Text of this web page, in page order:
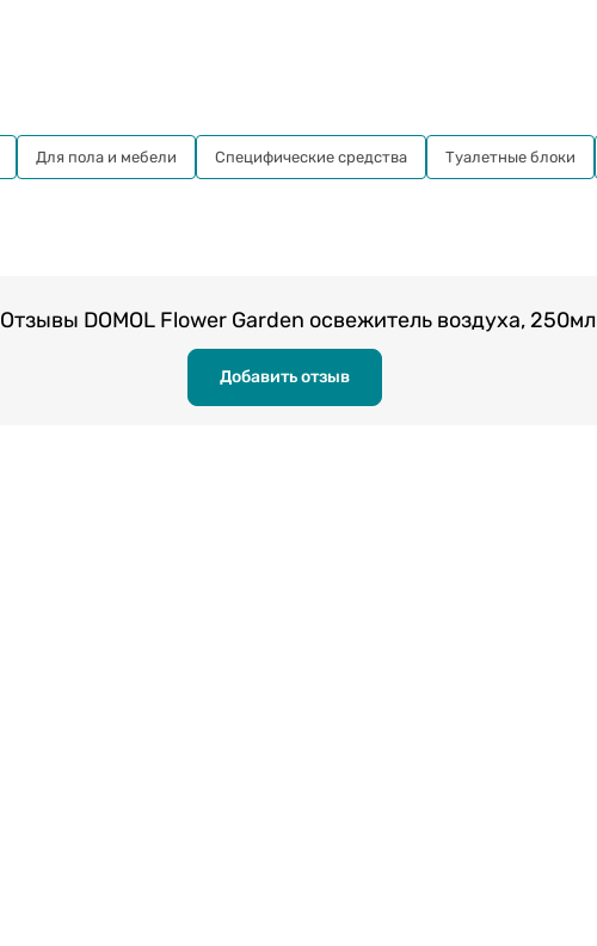
Отзывы DOMOL Flower Garden освежитель воздуха, 250мл
Добавить отзыв
Для пола и мебели Специфические средства Туалетные блоки